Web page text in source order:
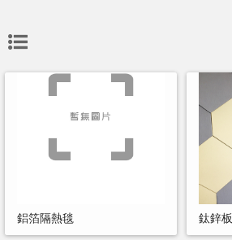
鋁箔隔熱毯 鈦鋅板